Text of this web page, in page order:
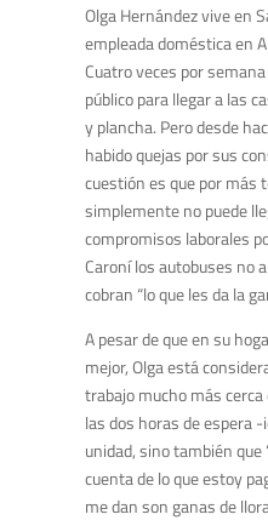
Olga Hernández vive en
empleada doméstica en
Cuatro veces por
público para llegar a las
y plancha. Pero desde
habido quejas por sus
cuestión es que por más
simplemente no puede
compromisos laborales
Caroní los autobuses no
cobran “lo que les da la
A pesar de que en su
mejor, Olga está
trabajo mucho más
las dos horas de espera
unidad, sino también que
cuenta de lo que estoy
me dan son ganas de